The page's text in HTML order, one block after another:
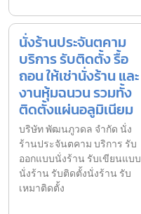
นั่งร้านประจันตคาม
บริการ รับติดตั้ง รื้อ
ถอน ให้เช่านั่งร้าน และ
งานหุ้มฉนวน รวมทั้ง
ติดตั้งแผ่นอลูมิเนียม
บริษัท พัฒนภูวดล จำกัด นั่ง
ร้านประจันตคาม บริการ รับ
ออกแบบนั่งร้าน รับเขียนแบบ
นั่งร้าน รับติดตั้งนั่งร้าน รับ
เหมาติดตั้ง